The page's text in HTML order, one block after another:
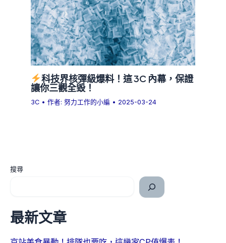
科技界核彈級爆料！這 3C 內幕，保證
讓你三觀全毀！
3C • 作者:努力工作的小編 • 2025-03-24
搜尋
最新文章